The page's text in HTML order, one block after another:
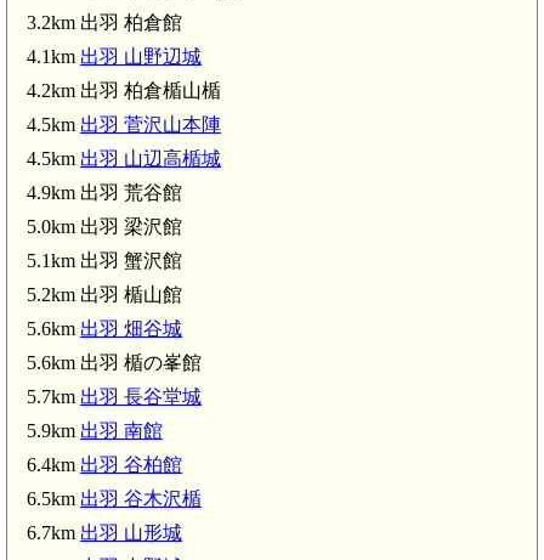
3.2km 出羽 柏倉館
4.1km 出羽 山野辺城
4.2km 出羽 柏倉楯山楯
4.5km 出羽 菅沢山本陣
4.5km 出羽 山辺高楯城
4.9km 出羽 荒谷館
5.0km 出羽 梁沢館
5.1km 出羽 蟹沢館
5.2km 出羽 楯山館
5.6km 出羽 畑谷城
5.6km 出羽 楯の峯館
5.7km 出羽 長谷堂城
5.9km 出羽 南館
6.4km 出羽 谷柏館
6.5km 出羽 谷木沢楯
6.7km 出羽 山形城